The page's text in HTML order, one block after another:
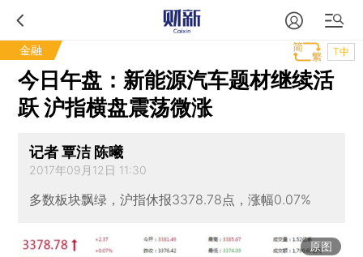
金融 T中
今日午盘：新能源汽车题材继续活
跃 沪指横盘震荡微涨
记者 覃洁 陈曦
2017年09月12日 11:30
多数板块飘绿，沪指休报3378.78点，涨幅0.07%
原图